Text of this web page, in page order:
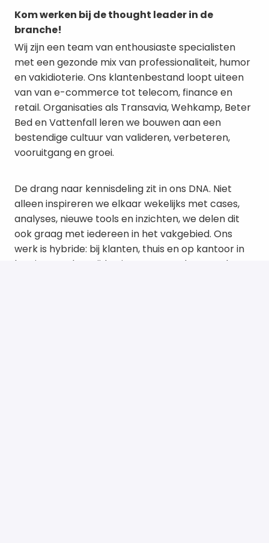
Kom werken bij de thought leader in de
branche!
Wij zijn een team van enthousiaste specialisten
met een gezonde mix van professionaliteit, humor
en vakidioterie. Ons klantenbestand loopt uiteen
van van e-commerce tot telecom, finance en
retail. Organisaties als Transavia, Wehkamp, Beter
Bed en Vattenfall leren we bouwen aan een
bestendige cultuur van valideren, verbeteren,
vooruitgang en groei.
De drang naar kennisdeling zit in ons DNA. Niet
alleen inspireren we elkaar wekelijks met cases,
analyses, nieuwe tools en inzichten, we delen dit
ook graag met iedereen in het vakgebied. Ons
werk is hybride: bij klanten, thuis en op kantoor in
hartje Utrecht. Vrijdag is onze vaste kantoordag,